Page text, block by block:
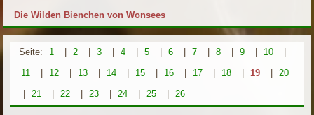
Die Wilden Bienchen von Wonsees
Seite: 1 2 3 4 5 6 7 8 9 10
11
12 13 14 15 16 17 18 19
20
21 22 23 24 25 26